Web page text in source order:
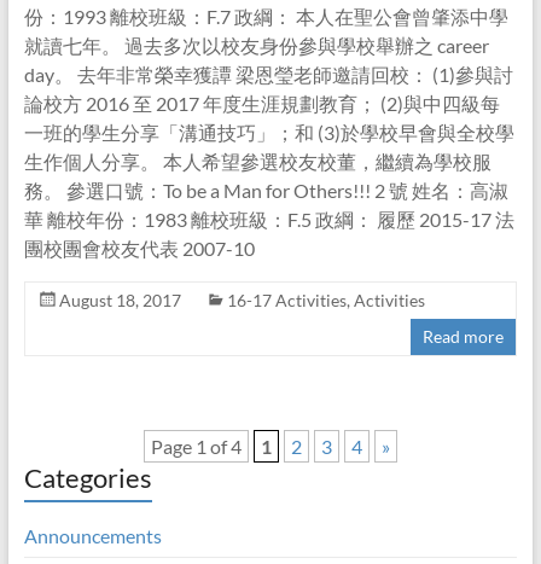
份：1993 離校班級：F.7 政綱： 本人在聖公會曾肇添中學
就讀七年。 過去多次以校友身份參與學校舉辦之 career
day。 去年非常榮幸獲譚 梁恩瑩老師邀請回校： (1)參與討
論校方 2016 至 2017 年度生涯規劃教育； (2)與中四級每
一班的學生分享「溝通技巧」；和 (3)於學校早會與全校學
生作個人分享。 本人希望參選校友校董，繼續為學校服
務。 參選口號：To be a Man for Others!!! 2 號 姓名：高淑
華 離校年份：1983 離校班級：F.5 政綱： 履歷 2015-17 法
團校團會校友代表 2007-10
August 18, 2017 16-17 Activities, Activities
Read more
Page 1 of 4 1 2 3 4 »
Categories
Announcements